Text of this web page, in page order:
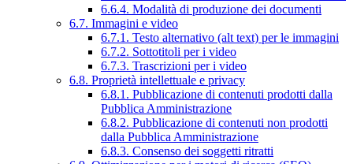
6.6.4. Modalità di produzione dei documenti
6.7. Immagini e video
6.7.1. Testo alternativo (alt text) per le immagini
6.7.2. Sottotitoli per i video
6.7.3. Trascrizioni per i video
6.8. Proprietà intellettuale e privacy
6.8.1. Pubblicazione di contenuti prodotti dalla
Pubblica Amministrazione
6.8.2. Pubblicazione di contenuti non prodotti
dalla Pubblica Amministrazione
6.8.3. Consenso dei soggetti ritratti